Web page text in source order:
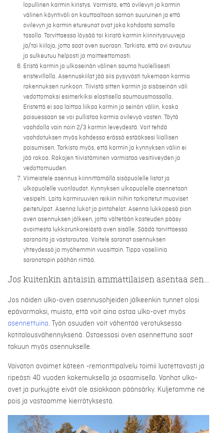
lopullinen karmin kiristys. Varmista, että ovilevyn ja karmin
välinen käyntiväli on kauttaaltaan saman suuruinen ja että
ovilevyn ja karmin etureunat ovat joka kohdasta samalla
tasolla. Tarvittaessa löysää tai kiristä karmin kiinnitysruuveja
ja/tai kiiloja, jotta saat oven suoraan. Tarkista, että ovi avautuu
ja sulkeutuu helposti ja moitteettomasti.
Eristä karmin ja ulkoseinän välinen sauma huolellisesti
eristevillalla. Asennuskiilat jää siis pysyvästi tukemaan karmia
rakennuksen runkoon. Tiivistä sitten karmin ja sisäseinän väli
vedottomaksi esimerkiksi elastisella saumausmassalla.
Eristettä ei saa laittaa liikaa karmin ja seinän väliin, koska
paisuessaan se voi pullistaa karmia ovilevyä vasten. Täytä
vaahdolla vain noin 2/3 karmin leveydestä. Voit tehdä
vaahdotuksen myös kahdessa erässä estääksesi liiallisen
paisumisen. Tarkista myös, että karmin ja kynnyksen väliin ei
jää rakoa. Rakojen tiivistäminen varmistaa vesitiiveyden ja
vedottomuuden.
Viimeistele asennus kiinnittämällä sisäpuolelle listat ja
ulkopuolelle vuorilaudat. Kynnyksen ulkopuolelle asennetaan
vesipelti. Laita karmiruuvien reikiin niihin tarkoitetut muoviset
peitetulpat. Asenna lukot ja pintahelat. Asenna lukkopesä pian
oven asennuksen jälkeen, jotta vältetään kosteuden pääsy
avoimesta lukkorunkoreiästä oven sisälle. Säädä tarvittaessa
saranoita ja vastarautaa. Voitele saranat asennuksen
yhteydessä ja myöhemmin vuosittain. Tippa vaseliinia
saranatapin päähän riittää.
Jos kuitenkin antaisin ammattilaisen asentaa sen…
Jos näiden ulko-oven asennusohjeiden jälkeenkin tunnet olosi
epävarmaksi, muista, että voit aina ostaa ulko-ovet myös
asennettuina. Työn osuuden voit vähentää verotuksessa
kotitalousvähennyksenä. Ostaessasi oven asennettuna saat
takuun myös asennukselle.
Vaivaton avaimet käteen -remonttipalvelu toimii luotettavasti ja
ripeästi 40 vuoden kokemuksella ja osaamisella. Vanhat ulko-
ovet ja purkujäte eivät ole asiakkaan päänsärky. Kuljetamme ne
pois ja vastaamme kierrätyksestä.